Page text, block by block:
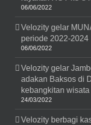
06/06/2022
Velozity gelar
periode 2022-2024
06/06/2022
Velozity gelar
adakan Baksos di
kebangkitan wisata
24/03/2022
Velozity berbagi